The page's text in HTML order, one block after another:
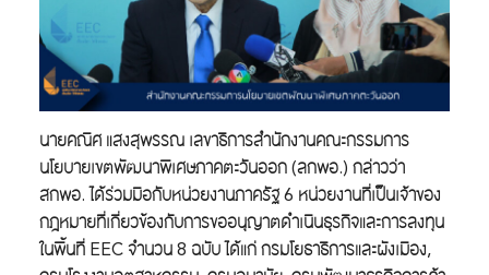
นายคณิศ แสงสุพรรณ เลขาธิการสำนักงานคณะกรรมการ
นโยบายเขตพัฒนาพิเศษภาคตะวันออก (ลกพอ.) กล่าวว่า
สกพอ. ได้ร่วมมือกับหน่วยงานภาครัฐ 6 หน่วยงานที่เป็นเจ้าของ
กฎหมายที่เกี่ยวข้องกับการขออนุญาตดำเนินธุรกิจและการลงทุน
ในพื้นที่ EEC จำนวน 8 ฉบับ ได้แก่ กรมโยธาธิการและผังเมือง,